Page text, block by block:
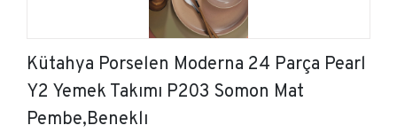
Kütahya Porselen Moderna 24 Parça Pearl
Y2 Yemek Takımı P203 Somon Mat
Pembe,Beneklı